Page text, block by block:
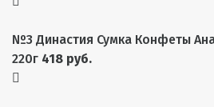
№3 Династия Сумка Конфеты
220г 418 руб.